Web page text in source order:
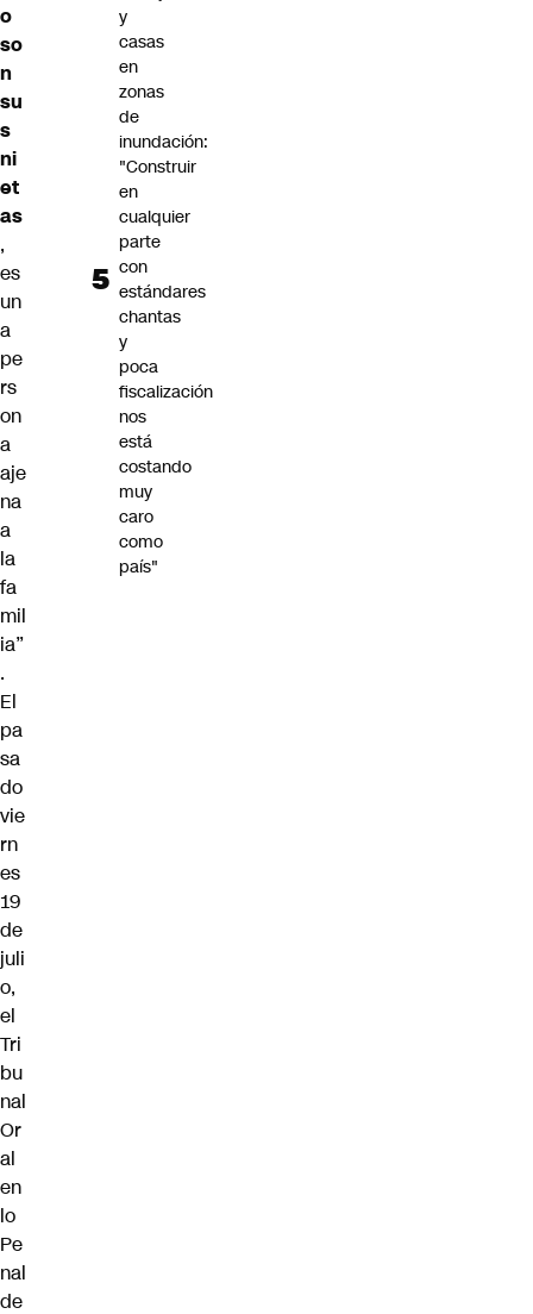
o
so
n
su
s
ni
et
as
,
es
un
a
pe
rs
on
a
aje
na
a
la
fa
mil
ia”
.
El
pa
sa
do
vie
rn
es
19
de
juli
o,
el
Tri
bu
nal
Or
al
en
lo
Pe
nal
de
y
casas
en
zonas
de
inundación:
"Construir
en
cualquier
parte
con
estándares
chantas
y
poca
fiscalización
nos
está
costando
muy
caro
como
país"